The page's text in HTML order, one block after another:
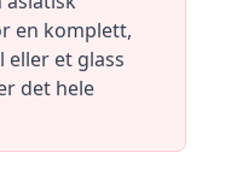
en komplett,
et glass
det hele